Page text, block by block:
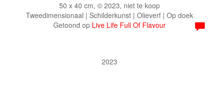
50 x 40 cm, © 2023, niet te koop
Tweedimensionaal | Schilderkunst | Olieverf | Op doek
Getoond op Live Life Full Of Flavour
2023